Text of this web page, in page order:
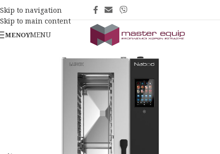
Skip to navigation
Skip to main content
ΜΕΝΟΎMENU